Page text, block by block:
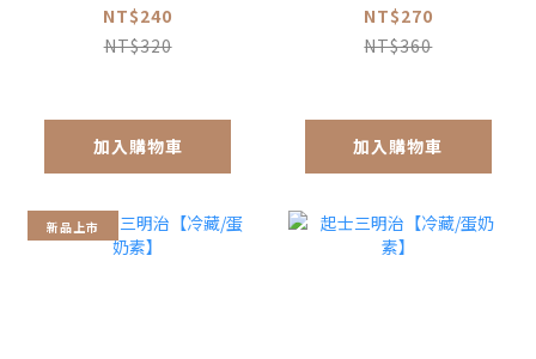
NT$240
NT$320
加入購物車
NT$270
NT$360
加入購物車
新品上市